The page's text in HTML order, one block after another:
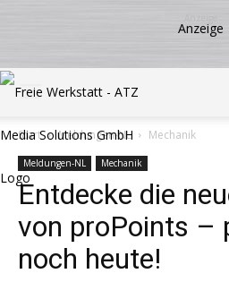
Start Meldungen-NL Mechanik
Meldungen-NL Mechanik
Entdecke die
von proPoints –
noch heute!